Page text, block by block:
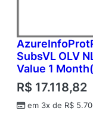
SubsVL OLV
Value 1
R$ 17.118,82
em 3x de R$